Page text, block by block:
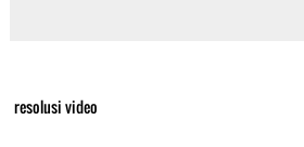
resolusi video